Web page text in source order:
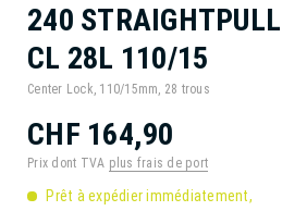
240
CL 28L 110/15
Center Lock, 110/15mm, 28 trous
CHF 164,90
Prix dont TVA plus frais de port
Prêt à expédier immédiatement,